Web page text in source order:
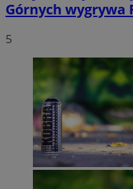
Górnych wygrywa
5